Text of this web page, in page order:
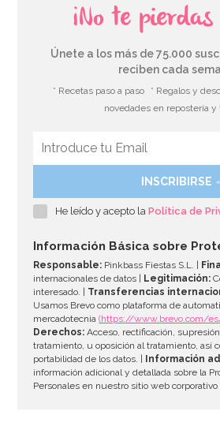
Condecoración 60 Cumpleaños
AÑADIR
¡No te
Únete a los más de 75.000
reciben cada
* Recetas paso a paso * Regalos y
novedades en repostería y
INSCRIBIRSE
He leído y acepto laPolítica de
Información Básica sobre
Responsable: Pinkbass Fiestas S.L. |
internacionales de datos |
Legitimación:
interesado. | Transferencias
Usamos Brevo como plataforma de
mercadotecnia(https://www.brevo.com/
Derechos: Acceso, rectificación,
tratamiento, u oposición al tratamiento, así
portabilidad de los datos. |
Información
información adicional y detallada sobre la
Personales en nuestro sitio web corporativo